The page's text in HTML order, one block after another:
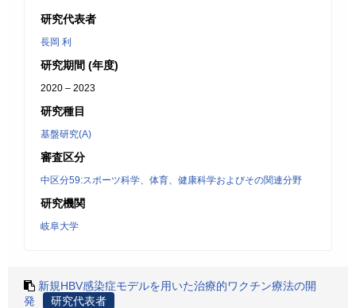
研究代表者
長岡 利
研究期間 (年度)
2020 – 2023
研究種目
基盤研究(A)
審査区分
中区分59:スポーツ科学、体育、健康科学およびその関連分野
研究機関
岐阜大学
新規HBV感染症モデルを用いた治療的ワクチン療法の開
発
研究代表者